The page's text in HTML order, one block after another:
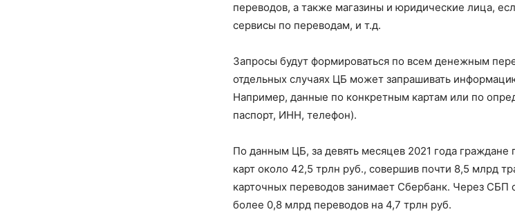
переводов, а также магазины и юридические лица,
сервисы по переводам, и т.д.
Запросы будут формироваться по всем денежным
отдельных случаях ЦБ может запрашивать
Например, данные по конкретным картам или по
паспорт, ИНН, телефон).
По данным ЦБ, за девять месяцев 2021 года
карт около 42,5 трлн руб., совершив почти 8,5 млрд
карточных переводов занимает Сбербанк. Через СБП
более 0,8 млрд переводов на 4,7 трлн руб.